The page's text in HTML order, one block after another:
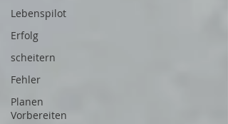
Lebenspilot
Erfolg
scheitern
Fehler
Planen
Vorbereiten